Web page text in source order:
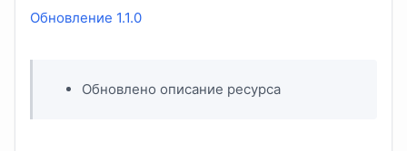
Обновление 1.1.0
Обновлено описание ресурса